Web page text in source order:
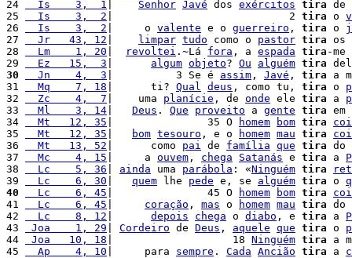
24
  Is    3,  1
Senhor Javé dos exércitos tira de
25
  Is    3,  2
|                            2 tira o
26
  Is    3,  2
|     o valente e o guerreiro , tira o
27
  Jr   43, 12
limpar tudo como o pastor tira os
28
  Lm    1, 20
revoltei .~Lá fora , a espada tira -
29
  Ez   15,  3
algum objeto? Ou alguém tira
30
  Jn    4,  3
|          3 Se é assim , Javé , tira a
31
  Mq    7, 18
|      ti? Qual deus , como tu, tira o
32
  Zc    4,  7
|    uma planície , de onde ele tira a
33
  Ml    3, 14
Deus . Que proveito a gente tira em
34
  Mt   12, 35
|               35 O homem bom tira
35
  Mt   12, 35
bom tesouro , e o homem mau tira
36
  Mt   13, 52
|      como pai de família que tira do
37
  Mc    4, 15
|     a ouvem , chega Satanás e tira a
38
  Lc    5, 36
ainda uma parábola : «Ninguém tira
39
  Lc    6, 30
quem lhe pede e, se alguém tira o
40
  Lc    6, 45
|               45 O homem bom tira
41
  Lc    6, 45
coração , mas o homem mau tira do
42
  Lc    8, 12
depois chega o diabo , e tira a
43
Joa    1, 29 Cordeiro de Deus , aquele que tira o
44
Joa   10, 18 |                   18 Ninguém tira a
45
  Ap    4, 10
|     para sempre . Cada Ancião tira a